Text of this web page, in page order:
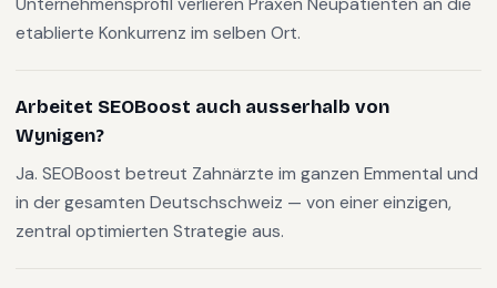
etablierte Konkurrenz im selben Ort.
Arbeitet SEOBoost auch ausserhalb von
Wynigen?
Ja. SEOBoost betreut Zahnärzte im ganzen Emmental und
in der gesamten Deutschschweiz — von einer einzigen,
zentral optimierten Strategie aus.